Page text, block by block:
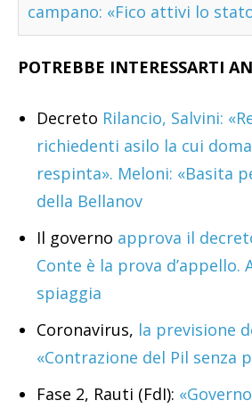
campano: «Fico attivi lo
POTREBBE INTERESSARTI
Decreto Rilancio, Salvini:
richiedenti asilo la cui
respinta». Meloni: «Basita
della Bellanov
Il governo approva il
Conte è la prova d’appello.
spiaggia
Coronavirus, la previsione
«Contrazione del Pil senza
Fase 2, Rauti (FdI):